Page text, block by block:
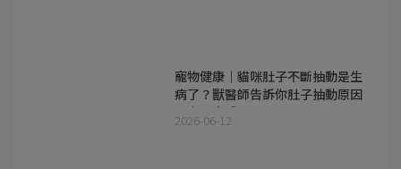
寵物健康｜貓咪肚子不斷抽動是生
病了？獸醫師告訴你肚子抽動原因
及處理方式
2026-06-12